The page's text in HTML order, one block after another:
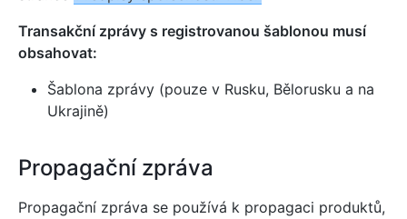
Transakční zprávy s registrovanou šablonou musí
obsahovat:
Šablona zprávy (pouze v Rusku, Bělorusku a na
Ukrajině)
Propagační zpráva
Propagační zpráva se používá k propagaci produktů,